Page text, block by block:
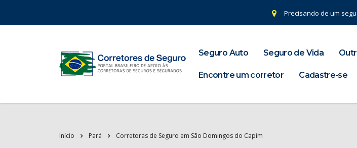
Precisando de um
Seguro Auto Seguro de Vida
Encontre um corretor Cadastre-se
Início Pará Corretoras de Seguro em São Domingos do Capim